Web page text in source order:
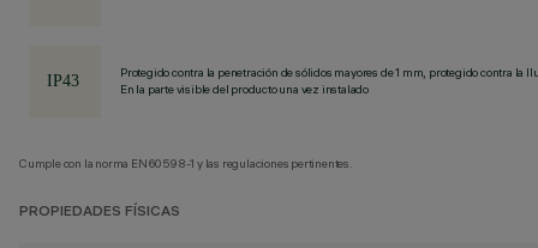
Protegido contra la penetración de sólidos mayores de 1 mm, protegido contra la
En la parte visible del producto una vez instalado
Cumple con la norma EN60598-1 y las regulaciones pertinentes.
PROPIEDADES FÍSICAS